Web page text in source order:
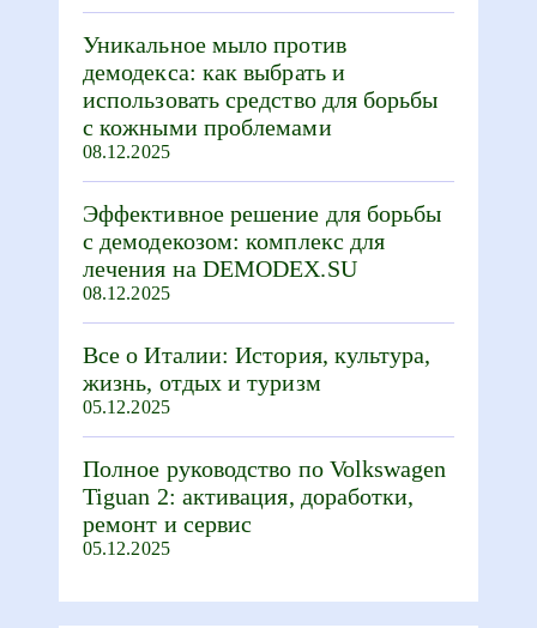
Уникальное мыло против
демодекса: как выбрать и
использовать средство для борьбы
с кожными проблемами
08.12.2025
Эффективное решение для борьбы
с демодекозом: комплекс для
лечения на DEMODEX.SU
08.12.2025
Все о Италии: История, культура,
жизнь, отдых и туризм
05.12.2025
Полное руководство по Volkswagen
Tiguan 2: активация, доработки,
ремонт и сервис
05.12.2025